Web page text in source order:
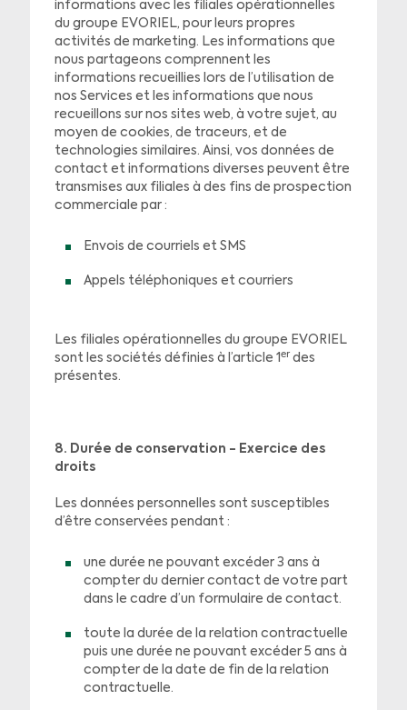
informations avec les filiales opérationnelles
du groupe EVORIEL, pour leurs propres
activités de marketing. Les informations que
nous partageons comprennent les
informations recueillies lors de l’utilisation de
nos Services et les informations que nous
recueillons sur nos sites web, à votre sujet, au
moyen de cookies, de traceurs, et de
technologies similaires. Ainsi, vos données de
contact et informations diverses peuvent être
transmises aux filiales à des fins de prospection
commerciale par :
Envois de courriels et SMS
Appels téléphoniques et courriers
Les filiales opérationnelles du groupe EVORIEL
sont les sociétés définies à l’article 1er des
présentes.
8. Durée de conservation - Exercice des
droits
Les données personnelles sont susceptibles
d’être conservées pendant :
une durée ne pouvant excéder 3 ans à
compter du dernier contact de votre part
dans le cadre d’un formulaire de contact.
toute la durée de la relation contractuelle
puis une durée ne pouvant excéder 5 ans à
compter de la date de fin de la relation
contractuelle.